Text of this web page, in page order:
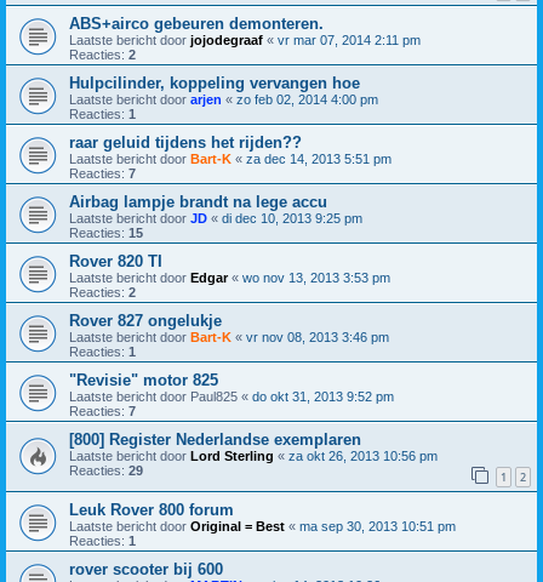
ABS+airco gebeuren demonteren.
Laatste bericht door jojodegraaf « vr mar 07, 2014 2:11 pm
Reacties: 2
Hulpcilinder, koppeling vervangen hoe
Laatste bericht door arjen « zo feb 02, 2014 4:00 pm
Reacties: 1
raar geluid tijdens het rijden??
Laatste bericht door Bart-K « za dec 14, 2013 5:51 pm
Reacties: 7
Airbag lampje brandt na lege accu
Laatste bericht door JD « di dec 10, 2013 9:25 pm
Reacties: 15
Rover 820 TI
Laatste bericht door Edgar« wo nov 13, 2013 3:53 pm
Reacties: 2
Rover 827 ongelukje
Laatste bericht door Bart-K « vr nov 08, 2013 3:46 pm
Reacties: 1
"Revisie" motor 825
Laatste bericht door Paul825 « do okt 31, 2013 9:52 pm
Reacties: 7
[800] Register Nederlandse exemplaren
Laatste bericht door Lord Sterling « za okt 26, 2013 10:56 pm
Reacties: 29 1 2
Leuk Rover 800 forum
Laatste bericht door Original = Best « ma sep 30, 2013 10:51 pm
Reacties: 1
rover scooter bij 600